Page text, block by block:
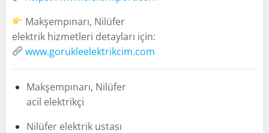
Makşempınarı, Nilüfer
elektrik hizmetleri detayları için:
www.gorukleelektrikcim.com
Makşempınarı, Nilüfer
acil elektrikçi
Nilüfer elektrik ustası